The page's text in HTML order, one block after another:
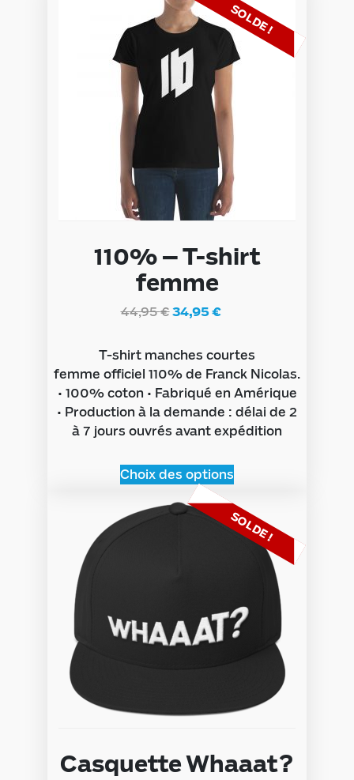
SOLDE !
110% – T-shirt
femme
44,95€34,95€
T-shirt manches courtes
femme officiel 110% de Franck Nicolas.
• 100% coton • Fabriqué en Amérique
• Production à la demande : délai de 2
à 7 jours ouvrés avant expédition
Choix des options
SOLDE !
Casquette Whaaat?